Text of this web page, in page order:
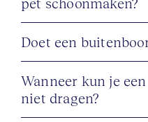
Doet een
Wanneer kun je
niet dragen?